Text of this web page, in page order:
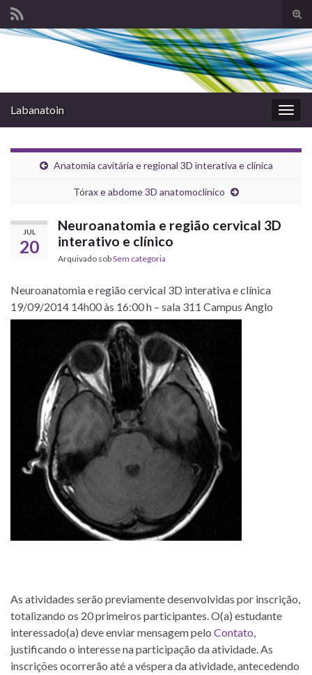
de
Search for:
Labanatoin
Anatomia cavitária e regional 3D interativa e clínica
Tórax e abdome 3D anatomoclínico
JUL
20
Neuroanatomia e região cervical 3D
interativo e clínico
Arquivado sobSem categoria
Neuroanatomia e região cervical 3D interativa e clínica
19/09/2014 14h00 às 16:00 h – sala 311 Campus Anglo
As atividades serão previamente desenvolvidas por inscrição,
totalizando os 20 primeiros participantes. O(a) estudante
interessado(a) deve enviar mensagem pelo Contato,
justificando o interesse na participação da atividade. As
inscrições ocorrerão até a véspera da atividade, antecedendo